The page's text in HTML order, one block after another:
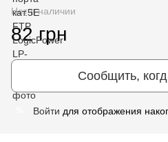
Нет в наличии
82 грн
Сообщить,
Войти для отображения